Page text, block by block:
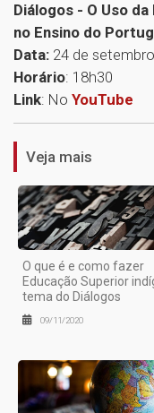
Diálogos - O Uso
no Ensino do
Data: 24 de setembro
Horário: 18h30
Link: No YouTube
Veja mais
O que é e como fazer
Educação Superior
tema do Diálogos
09/11/2020